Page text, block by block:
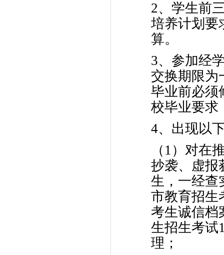
2、学生前
培养计划要
算。
3、参加经
交换期限为
毕业前必须
校毕业要求
4、出现以
（1）对在
抄袭、虚报
生，一经查
市教育招生
考生诚信档
生招生考试
理；